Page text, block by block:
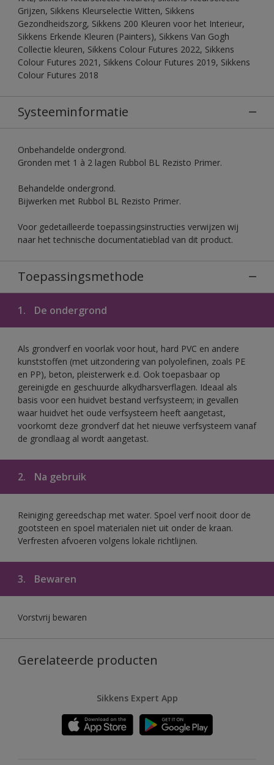
Grijzen, Sikkens Kleurselectie Witten, Sikkens
Gezondheidszorg, Sikkens 200 Kleuren voor het Interieur,
Sikkens Erkende Kleuren (Painters), Sikkens Van Gogh
Collectie kleuren, Sikkens Colour Futures 2022, Sikkens
Colour Futures 2021, Sikkens Colour Futures 2019, Sikkens
Colour Futures 2018
Systeeminformatie
Onbehandelde ondergrond.
Gronden met 1 à 2 lagen Rubbol BL Rezisto Primer.
Behandelde ondergrond.
Bijwerken met Rubbol BL Rezisto Primer.
Voor gedetailleerde toepassingsinstructies verwijzen wij
naar het technische documentatieblad van dit product.
Toepassingsmethode
1. De ondergrond
Als grondverf en voorlak voor hout, hard PVC en andere
kunststoffen (met uitzondering van polyolefinen, zoals PE
en PP), beton, pleisterwerk e.d. Ook toepasbaar op
gereinigde en geschuurde alkydharsverflagen. Ideaal als
basis voor een huidvet bestand verfsysteem; in gevallen
waar huidvet het oude verfsysteem heeft aangetast,
voorkomt deze grondverf dat het nieuwe verfsysteem vanaf
de grondlaag al wordt aangetast.
2. Na gebruik
Reiniging gereedschap met water. Spoel verf nooit door de
gootsteen en spoel materialen niet uit onder de kraan.
Verfresten afvoeren volgens lokale richtlijnen.
3. Bewaren
Vorstvrij bewaren
Gerelateerde producten
Sikkens Expert App